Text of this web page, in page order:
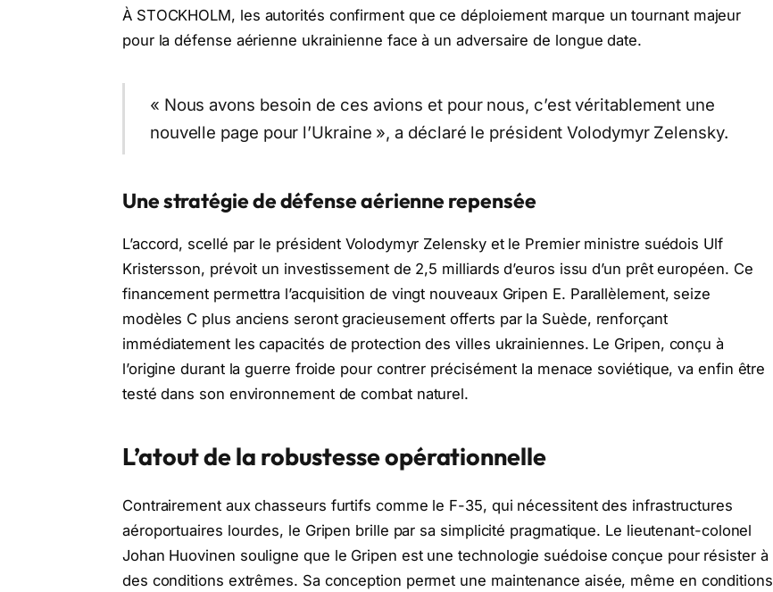
À STOCKHOLM, les autorités confirment que ce déploiement marque un tournant majeur
pour la défense aérienne ukrainienne face à un adversaire de longue date.
« Nous avons besoin de ces avions et pour nous, c’est véritablement une
nouvelle page pour l’Ukraine », a déclaré le président Volodymyr Zelensky.
Une stratégie de défense aérienne repensée
L’accord, scellé par le président Volodymyr Zelensky et le Premier ministre suédois Ulf
Kristersson, prévoit un investissement de 2,5 milliards d’euros issu d’un prêt européen. Ce
financement permettra l’acquisition de vingt nouveaux Gripen E. Parallèlement, seize
modèles C plus anciens seront gracieusement offerts par la Suède, renforçant
immédiatement les capacités de protection des villes ukrainiennes. Le Gripen, conçu à
l’origine durant la guerre froide pour contrer précisément la menace soviétique, va enfin être
testé dans son environnement de combat naturel.
L’atout de la robustesse opérationnelle
Contrairement aux chasseurs furtifs comme le F-35, qui nécessitent des infrastructures
aéroportuaires lourdes, le Gripen brille par sa simplicité pragmatique. Le lieutenant-colonel
Johan Huovinen souligne que le Gripen est une technologie suédoise conçue pour résister à
des conditions extrêmes. Sa conception permet une maintenance aisée, même en conditions